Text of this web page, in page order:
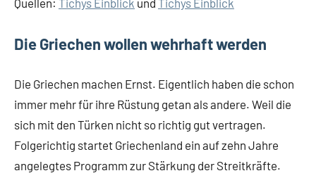
Quellen: Tichys Einblick und Tichys Einblick
Die Griechen wollen wehrhaft werden
Die Griechen machen Ernst. Eigentlich haben die schon
immer mehr für ihre Rüstung getan als andere. Weil die
sich mit den Türken nicht so richtig gut vertragen.
Folgerichtig startet Griechenland ein auf zehn Jahre
angelegtes Programm zur Stärkung der Streitkräfte.